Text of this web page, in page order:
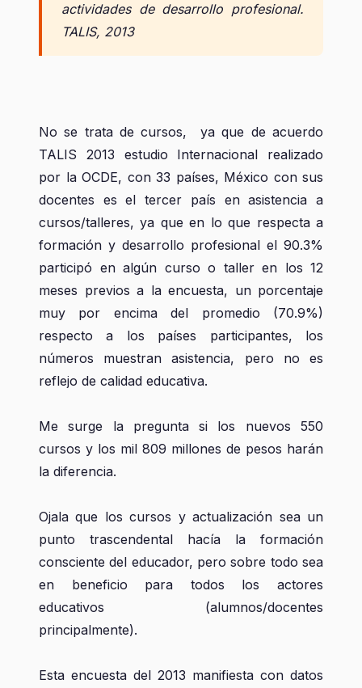
actividades de desarrollo profesional.
TALIS, 2013
No se trata de cursos, ya que de acuerdo
TALIS 2013 estudio Internacional realizado
por la OCDE, con 33 países, México con sus
docentes es el tercer país en asistencia a
cursos/talleres, ya que en lo que respecta a
formación y desarrollo profesional el 90.3%
participó en algún curso o taller en los 12
meses previos a la encuesta, un porcentaje
muy por encima del promedio (70.9%)
respecto a los países participantes, los
números muestran asistencia, pero no es
reflejo de calidad educativa.
Me surge la pregunta si los nuevos 550
cursos y los mil 809 millones de pesos harán
la diferencia.
Ojala que los cursos y actualización sea un
punto trascendental hacía la formación
consciente del educador, pero sobre todo sea
en beneficio para todos los actores
educativos (alumnos/docentes
principalmente).
Esta encuesta del 2013 manifiesta con datos